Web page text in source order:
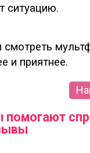
ситуацию.
смотреть
и приятнее.